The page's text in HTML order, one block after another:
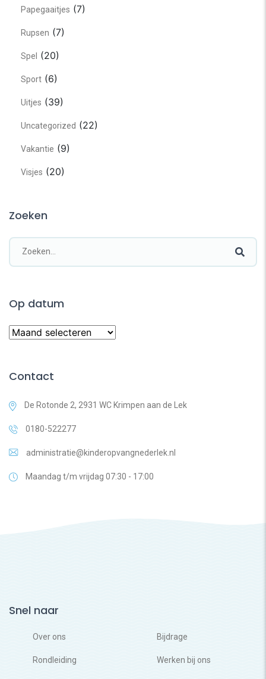
Papegaaitjes (7)
Rupsen (7)
Spel (20)
Sport (6)
Uitjes (39)
Uncategorized (22)
Vakantie (9)
Visjes (20)
Zoeken
Op datum
Contact
De Rotonde 2, 2931 WC Krimpen aan de Lek
0180-522277
administratie@kinderopvangnederlek.nl
Maandag t/m vrijdag 07:30 - 17:00
Snel naar
Over ons Bijdrage
Rondleiding Werken bij ons